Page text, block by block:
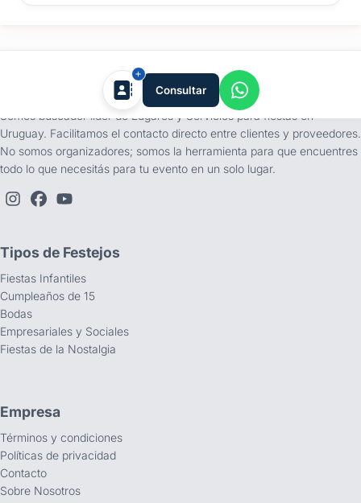
Consultar
tufiesta.com.uy
Somos buscador líder de Lugares y Servicios para fiestas en
Uruguay. Facilitamos el contacto directo entre clientes y proveedores.
No somos organizadores; somos la herramienta para que encuentres
todo lo que necesitás para tu evento en un solo lugar.
Tipos de Festejos
Fiestas Infantiles
Cumpleaños de 15
Bodas
Empresariales y Sociales
Fiestas de la Nostalgia
Empresa
Términos y condiciones
Políticas de privacidad
Contacto
Sobre Nosotros